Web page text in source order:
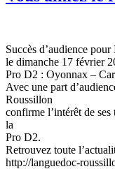
Succès d’audience
le dimanche 17 février
Pro D2 : Oyonnax –
Avec une part
Roussillon
confirme l’intérêt de
la
Pro D2.
Retrouvez toute
http://languedoc-